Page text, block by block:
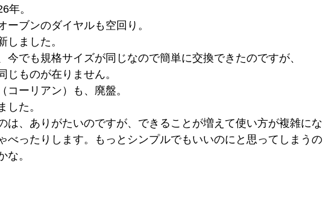
り
年。
ーブンのダイヤルも空回り。
しました。
今でも規格サイズが同じなので簡単に交換できたのですが、
じものが在りません。
ーリアン）も、廃盤。
した。
は、ありがたいのですが、できることが増えて使い方が複雑にな
べったりします。もっとシンプルでもいいのにと思ってしまうの
な。